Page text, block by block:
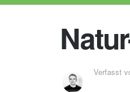
Verfasst